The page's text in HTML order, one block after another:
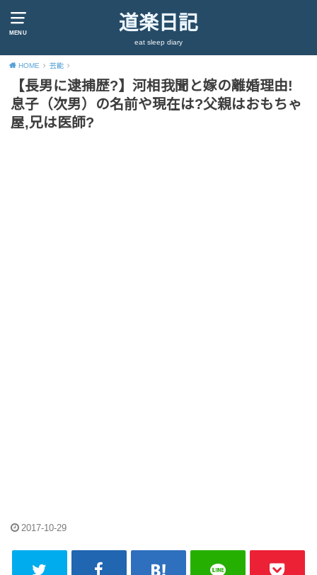
MENU 道楽日記
eat sleep diary
HOME 芸能
【長男に逮捕歴?】河相我聞と嫁の離婚理由!
息子（次男）の名前や現在は?父親はおもちゃ
屋,兄は医師?
2017-10-29